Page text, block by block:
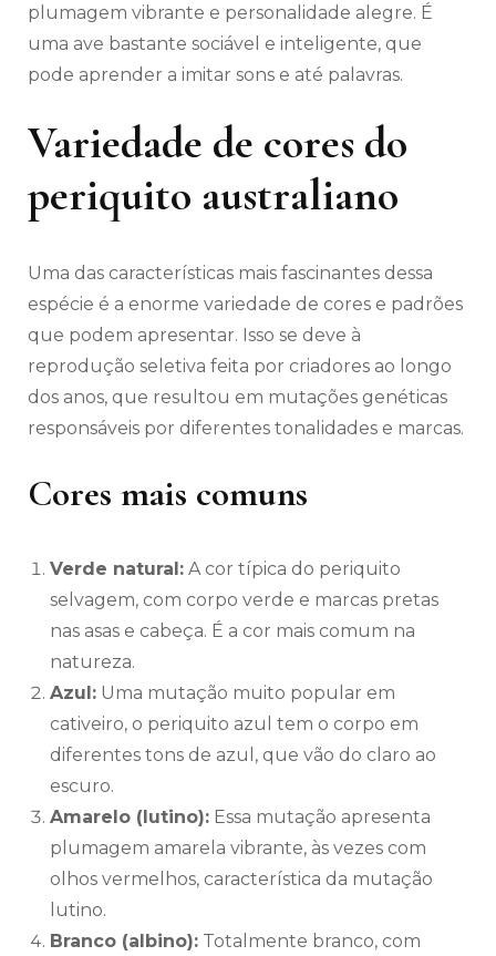
plumagem vibrante e personalidade alegre. É
uma ave bastante sociável e inteligente, que
pode aprender a imitar sons e até palavras.
Variedade de cores do
periquito australiano
Uma das características mais fascinantes dessa
espécie é a enorme variedade de cores e padrões
que podem apresentar. Isso se deve à
reprodução seletiva feita por criadores ao longo
dos anos, que resultou em mutações genéticas
responsáveis por diferentes tonalidades e marcas.
Cores mais comuns
Verde natural: A cor típica do periquito
selvagem, com corpo verde e marcas pretas
nas asas e cabeça. É a cor mais comum na
natureza.
Azul: Uma mutação muito popular em
cativeiro, o periquito azul tem o corpo em
diferentes tons de azul, que vão do claro ao
escuro.
Amarelo (lutino): Essa mutação apresenta
plumagem amarela vibrante, às vezes com
olhos vermelhos, característica da mutação
lutino.
Branco (albino): Totalmente branco, com